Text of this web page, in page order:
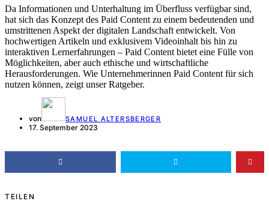
Da Informationen und Unterhaltung im Überfluss verfügbar sind,
hat sich das Konzept des Paid Content zu einem bedeutenden und
umstrittenen Aspekt der digitalen Landschaft entwickelt. Von
hochwertigen Artikeln und exklusivem Videoinhalt bis hin zu
interaktiven Lernerfahrungen – Paid Content bietet eine Fülle von
Möglichkeiten, aber auch ethische und wirtschaftliche
Herausforderungen. Wie Unternehmerinnen Paid Content für sich
nutzen können, zeigt unser Ratgeber.
von SAMUEL ALTERSBERGER
17. September 2023
TEILEN